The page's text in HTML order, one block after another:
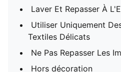
Laver Et Repasser À
Utiliser Uniquement
Textiles Délicats
Ne Pas Repasser Les
Hors décoration